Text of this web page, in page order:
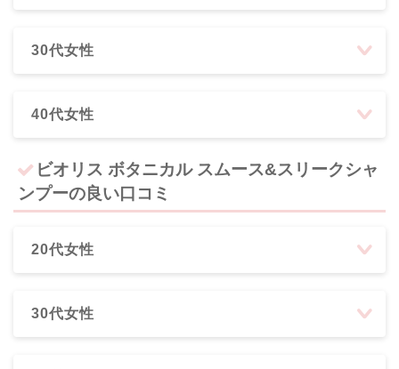
30代女性
40代女性
ビオリス ボタニカル スムース&スリークシャ
ンプーの良い口コミ
20代女性
30代女性